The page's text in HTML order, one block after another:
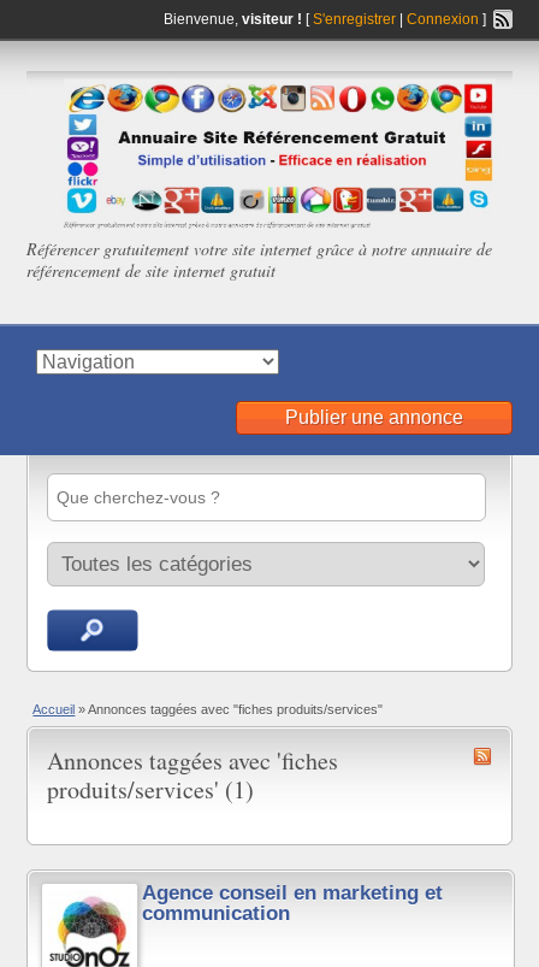
Bienvenue, visiteur ! [S'enregistrer| Connexion ]
Référencer gratuitement votre site internet grâce à notre annuaire de
référencement de site internet gratuit
Publier une annonce
Accueil » Annonces taggées avec "fiches produits/services"
Annonces taggées avec 'fiches
produits/services' (1)
Agence conseil en marketing et
communication